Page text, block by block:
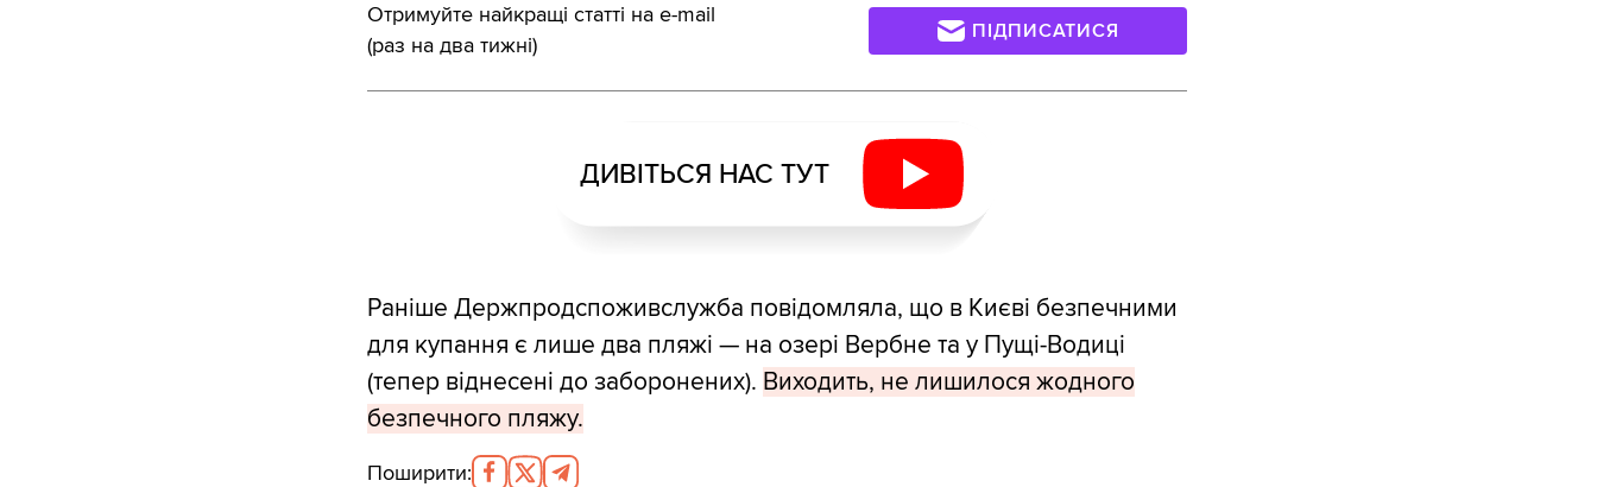
Отримуйте найкращі статті на e-mail
(раз на два тижні)
ПІДПИСАТИСЯ
ДИВІТЬСЯ НАС ТУТ
Раніше Держпродспоживслужба повідомляла, що в Києві безпечними
для купання є лише два пляжі — на озері Вербне та у Пущі-Водиці
(тепер віднесені до заборонених). Виходить, не лишилося жодного
безпечного пляжу.
Поширити: